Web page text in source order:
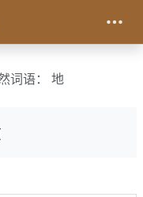
词语： 地